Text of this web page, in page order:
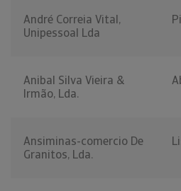
André Correia Vital,
Unipessoal Lda
Anibal Silva Vieira &
Irmão, Lda.
Ansiminas-comercio De
Granitos, Lda.